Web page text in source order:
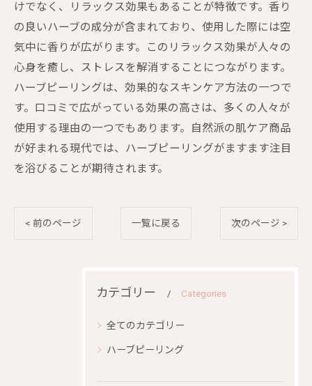
けでなく、リラックス効果もあることが特徴です。香り
の良いハーブの成分が含まれており、使用した際には空
気中に香りが広がります。このリラックス効果が人々の
心身を癒し、ストレスを解消することにつながります。
ハーブピーリングは、効果的なスキンケア方法の一つで
す。口コミで広がっている効果の高さは、多くの人々が
使用する理由の一つでもあります。自然派の肌ケア商品
が好まれる現代では、ハーブピーリングがますます注目
を浴びることが期待されます。
< 前のページ 一覧に戻る 次のページ >
カテゴリー Categories
全てのカテゴリー
ハーブピーリング